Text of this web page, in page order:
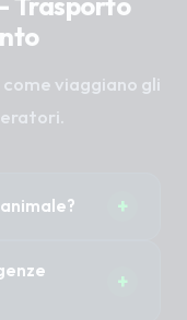
come viaggiano gli
+
animale
+